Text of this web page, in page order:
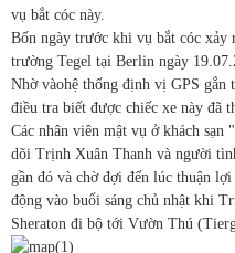
vụ bắt cóc này.
Bốn ngày trước khi vụ bắt cóc
trường Tegel tại Berlin ngày
Nhờ vàohệ thống định vị GPS gắn
điều tra biết được chiếc xe này đã
Các nhân viên mật vụ ở khách
dõi Trịnh Xuân Thanh và người
gần đó và chờ đợi đến lúc thuận
động vào buổi sáng chủ nhật khi
Sheraton đi bộ tới Vườn Thú